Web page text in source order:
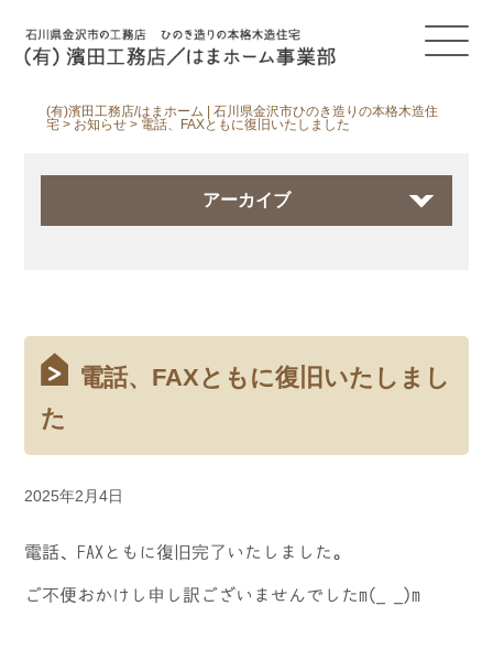
(有)濱田工務店/はまホーム | 石川県金沢市ひのき造りの本格木造住
宅 > お知らせ > 電話、FAXともに復旧いたしました
アーカイブ
電話、FAXともに復旧いたしまし
た
2025年2月4日
電話、FAXともに復旧完了いたしました。
ご不便おかけし申し訳ございませんでしたm(_ _)m